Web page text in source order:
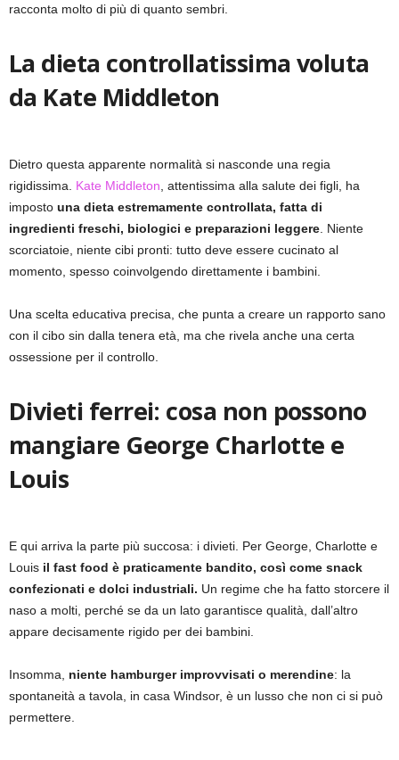
racconta molto di più di quanto sembri.
La dieta controllatissima voluta
da Kate Middleton
Dietro questa apparente normalità si nasconde una regia
rigidissima. Kate Middleton , attentissima alla salute dei figli, ha
imposto una dieta estremamente controllata, fatta di
ingredienti freschi, biologici e preparazioni leggere . Niente
scorciatoie, niente cibi pronti: tutto deve essere cucinato al
momento, spesso coinvolgendo direttamente i bambini.
Una scelta educativa precisa, che punta a creare un rapporto sano
con il cibo sin dalla tenera età, ma che rivela anche una certa
ossessione per il controllo.
Divieti ferrei: cosa non possono
mangiare George Charlotte e
Louis
E qui arriva la parte più succosa: i divieti. Per George, Charlotte e
Louis il fast food è praticamente bandito, così come snack
confezionati e dolci industriali. Un regime che ha fatto storcere il
naso a molti, perché se da un lato garantisce qualità, dall’altro
appare decisamente rigido per dei bambini.
Insomma, niente hamburger improvvisati o merendine: la
spontaneità a tavola, in casa Windsor, è un lusso che non ci si può
permettere.